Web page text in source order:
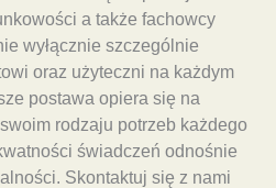
a także fachowcy
wyłącznie szczególnie
oraz użyteczni na każdym
postawa opiera się na
rodzaju potrzeb każdego
świadczeń odnośnie
Skontaktuj się z nami